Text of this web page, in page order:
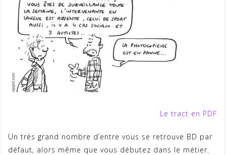
Le tract en PDF
Un très grand nombre d’entre vous se retrouve BD par
défaut, alors même que vous débutez dans le métier.